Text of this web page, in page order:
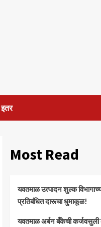
इतर
Most Read
यवतमाळ उत्पादन शुल्क
प्रतिबंधित दारूचा धुमाकूळ!
​यवतमाळ अर्बन बँकेची कर्जवसुली